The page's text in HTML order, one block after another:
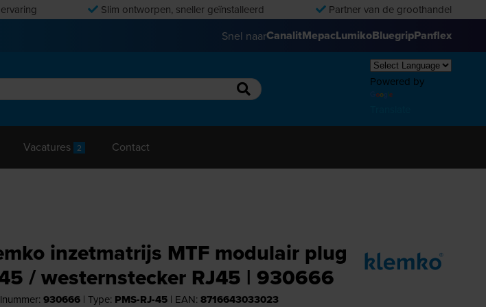
Slim ontworpen, sneller geïnstalleerd Partner van de groothandel
Snel naarCanalitMepacLumikoBluegripPanflex
Powered by
Vacatures 2 Contact
inzetmatrijs MTF modulair plug
/ westernstecker RJ45 | 930666
930666| Type: PMS-RJ-45 | EAN: 8716643033023